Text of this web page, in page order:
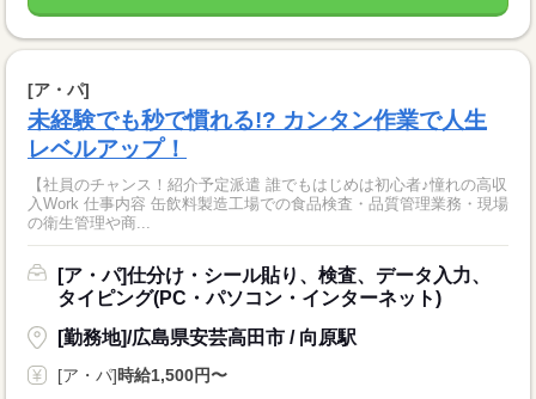
[ア・パ]
未経験でも秒で慣れる!? カンタン作業で人生
レベルアップ！
【社員のチャンス！紹介予定派遣 誰でもはじめは初心者♪憧れの高収
入Work 仕事内容 缶飲料製造工場での食品検査・品質管理業務・現場
の衛生管理や商...
[ア・パ]仕分け・シール貼り、検査、データ入力、
タイピング(PC・パソコン・インターネット)
[勤務地]/広島県安芸高田市 / 向原駅
[ア・パ]時給1,500円〜